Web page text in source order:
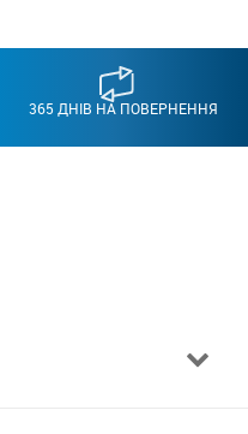
365 ДНІВ НА ПОВЕРНЕННЯ